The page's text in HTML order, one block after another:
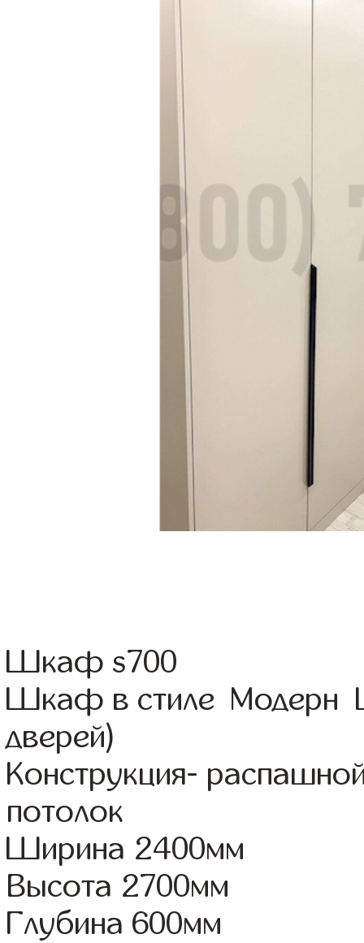
Шкаф s700
Шкаф в стиле Модерн
дверей)
Конструкция-
потолок
Ширина 2400мм
Высота 2700мм
Глубина 600мм